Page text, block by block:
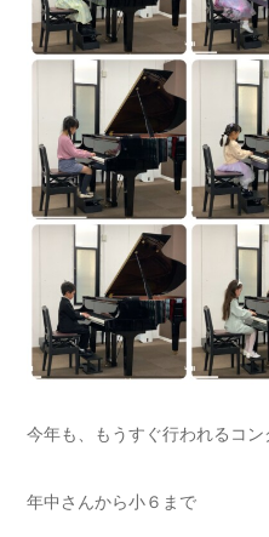
今年も、もうすぐ行われるコン
年中さんから小６まで